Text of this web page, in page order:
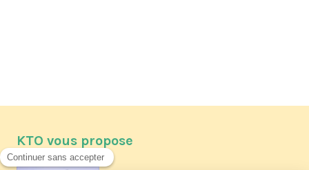
KTO vous propose